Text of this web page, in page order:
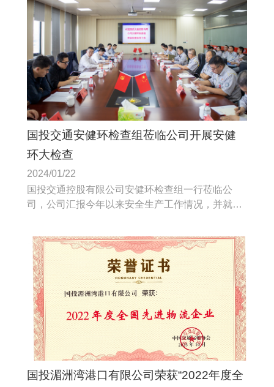
国投交通安健环检查组莅临公司开展安健
环大检查
2024/01/22
国投交通控股有限公司安健环检查组一行莅临公
司，公司汇报今年以来安全生产工作情况，并就相
国投湄洲湾港口有限公司荣获“2022年度全